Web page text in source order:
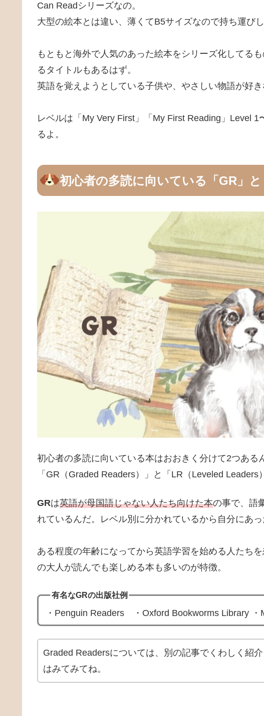
Can Readシリーズなの。
大型の絵本とは違い、薄くてB5サイズなので持ち運びし
もともと海外で人気のあった絵本をシリーズ化してる
るタイトルもあるはず。
英語を覚えようとしている子供や、やさしい物語が好き
レベルは「My Very First」「My First Reading」Level
るよ。
初心者の多読に向いている「GR」と
初心者の多読に向いている本はおおきく分けて2つある
「GR（Graded Readers）」と「LR（Leveled Leaders
GRは英語が母国語じゃない人たち向けた本の事で、語
れているんだ。レベル別に分かれているから自分にあっ
ある程度の年齢になってから英語学習を始める人たち
の大人が読んでも楽しめる本も多いのが特徴。
有名なGRの出版社例
・Penguin Readers ・Oxford Bookworms Library ・
Graded Readersについては、別の記事でくわしく紹
はみてみてね。